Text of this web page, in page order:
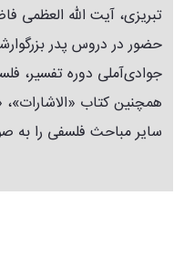
تبریزی، آیت‌ الله العظمی
حضور در دروس پدر
جوادی‌آملی دوره تفسیر،
همچنین کتاب
سایر مباحث فلسفی را به